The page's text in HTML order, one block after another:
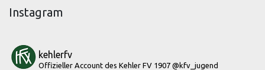
Instagram
kehlerfv
Offizieller Account des Kehler FV 1907 @kfv_jugend